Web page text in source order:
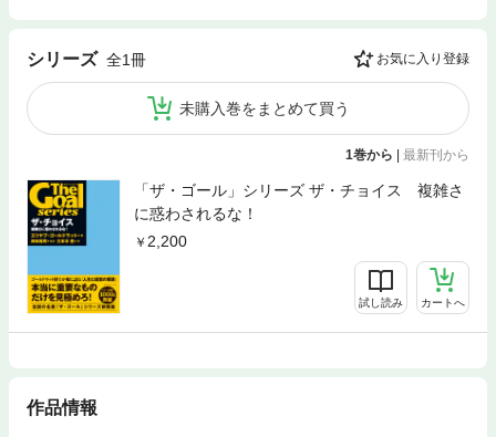
シリーズ 全1冊 お気に入り登録
未購入巻をまとめて買う
1巻から | 最新刊から
「ザ・ゴール」シリーズ ザ・チョイス 複雑さ
に惑わされるな！
2,200
試し読み カートへ
作品情報